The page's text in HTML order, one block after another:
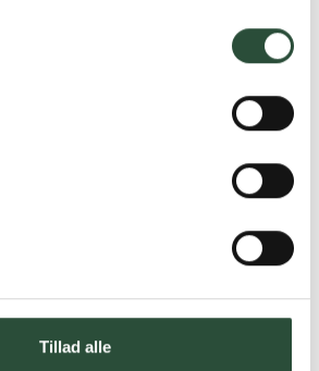
Tillad alle